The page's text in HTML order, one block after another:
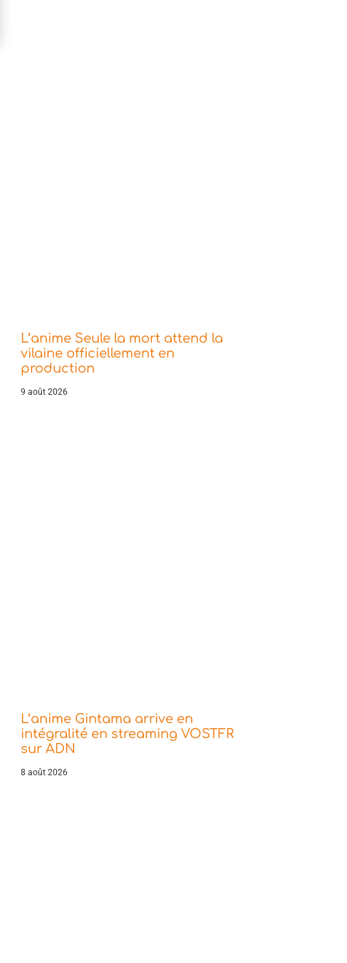
L’anime Seule la mort attend la
vilaine officiellement en
production
9 août 2026
L’anime Gintama arrive en
intégralité en streaming VOSTFR
sur ADN
8 août 2026